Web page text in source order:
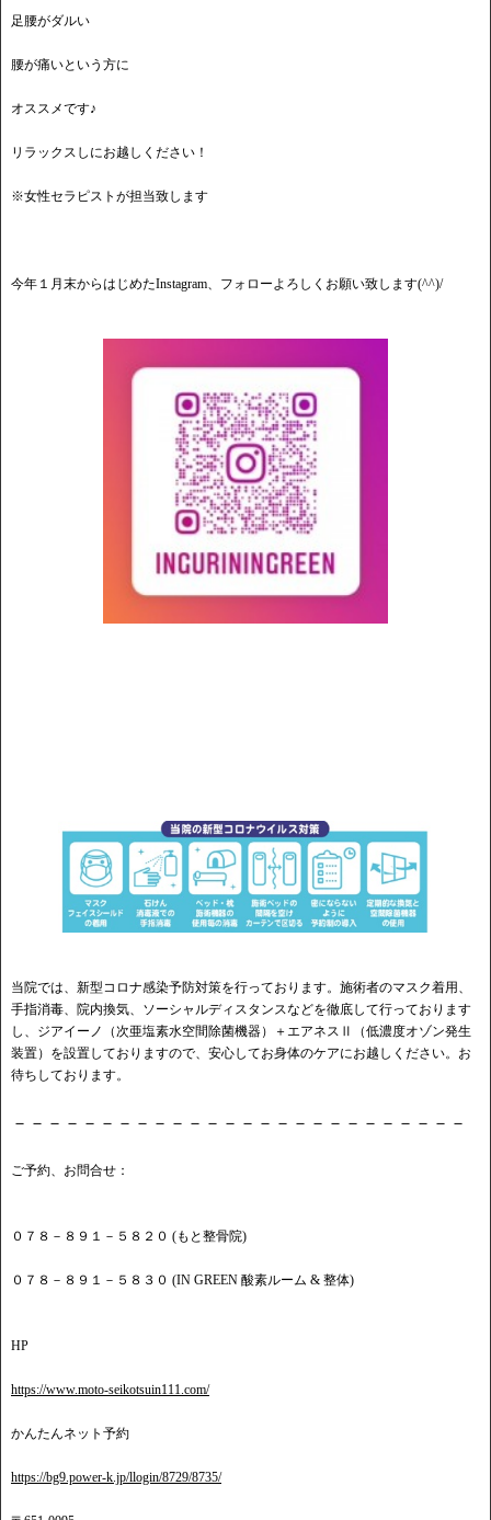
足腰がダルい
腰が痛いという方に
オススメです♪
リラックスしにお越しください！
※女性セラピストが担当致します
今年１月末からはじめたInstagram、フォローよろしくお願い致します(^^)/
当院では、新型コロナ感染予防対策を行っております。施術者のマスク着用、
手指消毒、院内換気、ソーシャルディスタンスなどを徹底して行っております
し、ジアイーノ（次亜塩素水空間除菌機器）＋エアネスⅡ（低濃度オゾン発生
装置）を設置しておりますので、安心してお身体のケアにお越しください。お
待ちしております。
－－－－－－－－－－－－－－－－－－－－－－－－－－
ご予約、お問合せ：
０７８－８９１－５８２０ (もと整骨院)
０７８－８９１－５８３０ (IN GREEN 酸素ルーム & 整体)
HP
https://www.moto-seikotsuin111.com/
かんたんネット予約
https://bg9.power-k.jp/llogin/8729/8735/